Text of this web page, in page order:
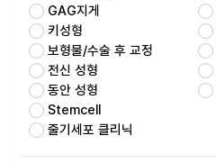
GAG지게
키성형
보형물/수술 후 교정
전신 성형
동안 성형
Stemcell
줄기세포 클리닉